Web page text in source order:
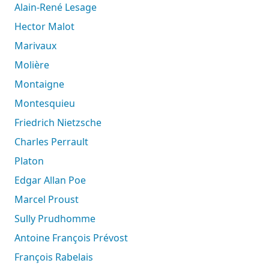
Alain-René Lesage
Hector Malot
Marivaux
Molière
Montaigne
Montesquieu
Friedrich Nietzsche
Charles Perrault
Platon
Edgar Allan Poe
Marcel Proust
Sully Prudhomme
Antoine François Prévost
François Rabelais